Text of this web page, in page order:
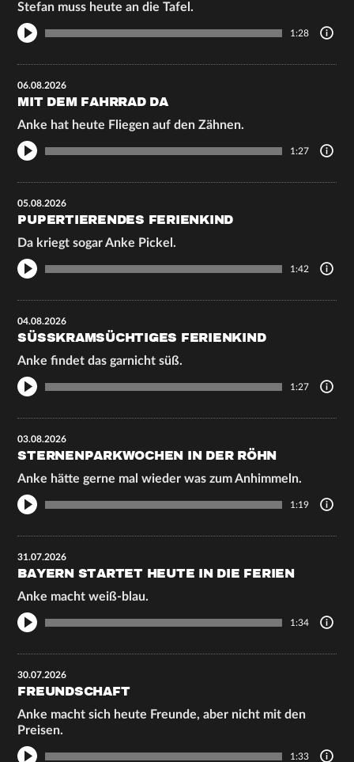
Stefan muss heute an die Tafel.
1:28
06.08.2026
MIT DEM FAHRRAD DA
Anke hat heute Fliegen auf den Zähnen.
1:27
05.08.2026
PUPERTIERENDES FERIENKIND
Da kriegt sogar Anke Pickel.
1:42
04.08.2026
SÜSSKRAMSÜCHTIGES FERIENKIND
Anke findet das garnicht süß.
1:27
03.08.2026
STERNENPARKWOCHEN IN DER RÖHN
Anke hätte gerne mal wieder was zum Anhimmeln.
1:19
31.07.2026
BAYERN STARTET HEUTE IN DIE FERIEN
Anke macht weiß-blau.
1:34
30.07.2026
FREUNDSCHAFT
Anke macht sich heute Freunde, aber nicht mit den
Preisen.
1:33